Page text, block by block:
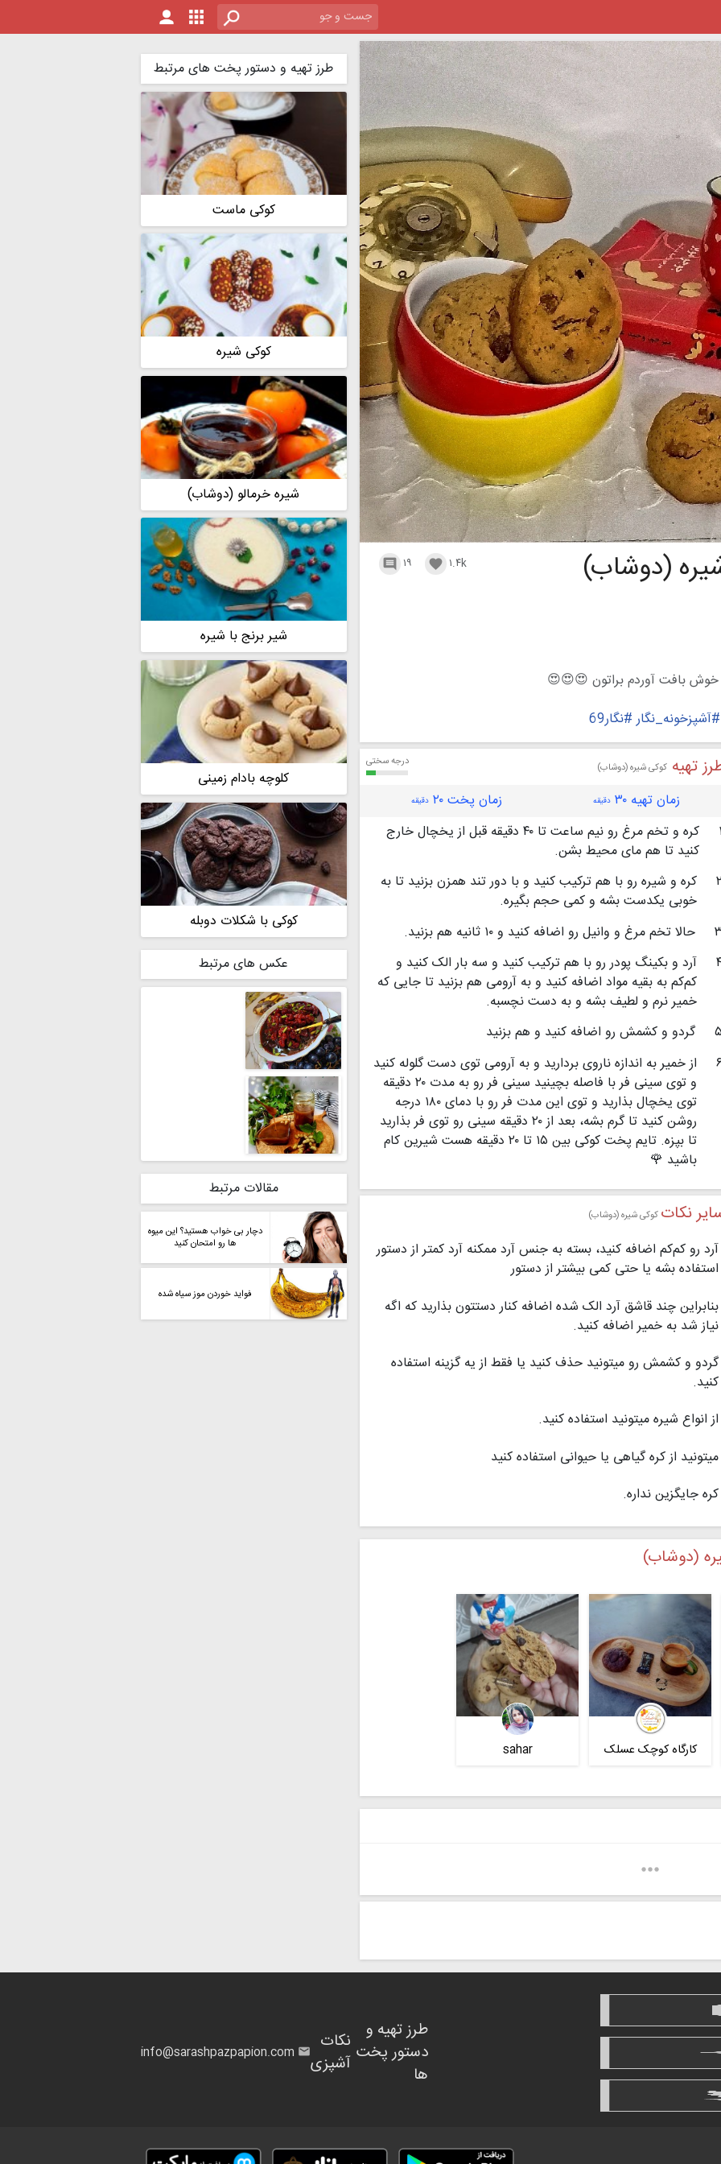
(دوشاب) ۱۹  ۱.۴k 
بافت آوردم براتون 😍😍😍
#آشپزخونه_نگار #نگار69
تهیه کوکی شیره (دوشاب) درجه سختی
زمان تهیه ۳۰ دقیقه زمان پخت ۲۰ دقیقه
کره و تخم مرغ رو نیم ساعت تا ۴۰ دقیقه قبل از یخچال خارج
کنید تا هم مای محیط بشن.
کره و شیره رو با هم ترکیب کنید و با دور تند همزن بزنید تا به
خوبی یکدست بشه و کمی حجم بگیره.
حالا تخم مرغ و وانیل رو اضافه کنید و ۱۰ ثانیه هم بزنید.
آرد و بکینگ پودر رو با هم ترکیب کنید و سه بار الک کنید و
کم‌کم به بقیه مواد اضافه کنید و به آرومی هم بزنید تا جایی که
خمیر نرم و لطیف بشه و به دست نچسبه.
گردو و کشمش رو اضافه کنید و هم بزنید
از خمیر به اندازه ناروی بردارید و به آرومی توی دست گلوله کنید
و توی سینی فر با فاصله بچینید سینی فر رو به مدت ۲۰ دقیقه
توی یخچال بذارید و توی این مدت فر رو با دمای ۱۸۰ درجه
روشن کنید تا گرم بشه، بعد از ۲۰ دقیقه سینی رو توی فر بذارید
تا بپزه. تایم پخت کوکی بین ۱۵ تا ۲۰ دقیقه هست شیرین کام
باشید 🌹
نکات کوکی شیره (دوشاب)
آرد رو کم‌کم اضافه کنید، بسته به جنس آرد ممکنه آرد کمتر از دستور
استفاده بشه یا حتی کمی بیشتر از دستور
بنابراین چند قاشق آرد الک شده اضافه کنار دستتون بذارید که اگه
نیاز شد به خمیر اضافه کنید.
گردو و کشمش رو میتونید حذف کنید یا فقط از یه گزینه استفاده
کنید.
از انواع شیره میتونید استفاده کنید.
میتونید از کره گیاهی یا حیوانی استفاده کنید
کره جایگزین نداره.
(دوشاب)
کارگاه کوچک عسلک sahar
طرز تهیه و دستور پخت های مرتبط
کوکی ماست
کوکی شیره
شیره خرمالو (دوشاب)
شیر برنج با شیره
کلوچه بادام زمینی
کوکی با شکلات دوبله
عکس های مرتبط
مقالات مرتبط
دچار بی خواب هستید؟ این میوه
ها رو امتحان کنید
فواید خوردن موز سیاه شده
طرز تهیه و
دستور پخت
ها
نکات
آشپزی
info@sarashpazpapion.com